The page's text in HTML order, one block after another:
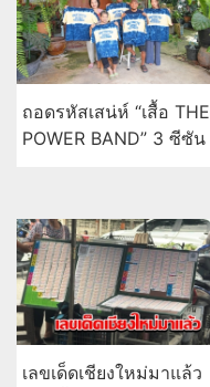
ถอดรหัสเสน่ห์ “เสื้อ THE
POWER BAND” 3 ซีซัน
เลขเด็ดเชียงใหม่มาแล้ว